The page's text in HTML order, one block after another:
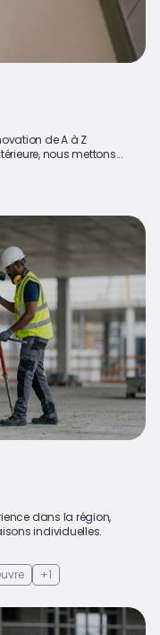
de A à Z
nous mettons...
dans la région,
individuelles.
+1